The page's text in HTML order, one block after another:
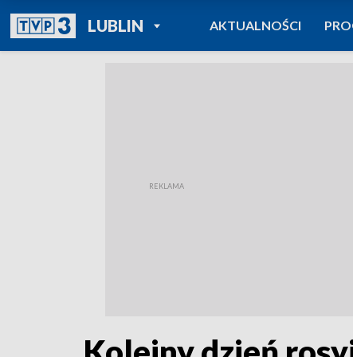
LUBLINPOWRÓT DO
TVP REGIONY
AKTUALNOŚCI